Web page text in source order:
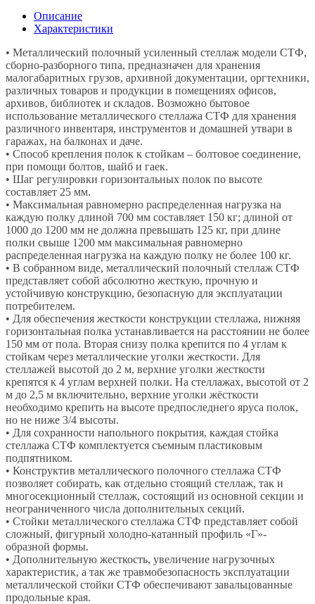
Описание
Характеристики
• Металлический полочный усиленный стеллаж модели СТФ,
сборно-разборного типа, предназначен для хранения
малогабаритных грузов, архивной документации, оргтехники,
различных товаров и продукции в помещениях офисов,
архивов, библиотек и складов. Возможно бытовое
использование металлического стеллажа СТФ для хранения
различного инвентаря, инструментов и домашней утвари в
гаражах, на балконах и даче.
• Способ крепления полок к стойкам – болтовое соединение,
при помощи болтов, шайб и гаек.
• Шаг регулировки горизонтальных полок по высоте
составляет 25 мм.
• Максимальная равномерно распределенная нагрузка на
каждую полку длиной 700 мм составляет 150 кг; длиной от
1000 до 1200 мм не должна превышать 125 кг, при длине
полки свыше 1200 мм максимальная равномерно
распределенная нагрузка на каждую полку не более 100 кг.
• В собранном виде, металлический полочный стеллаж СТФ
представляет собой абсолютно жесткую, прочную и
устойчивую конструкцию, безопасную для эксплуатации
потребителем.
• Для обеспечения жесткости конструкции стеллажа, нижняя
горизонтальная полка устанавливается на расстоянии не более
150 мм от пола. Вторая снизу полка крепится по 4 углам к
стойкам через металлические уголки жесткости. Для
стеллажей высотой до 2 м, верхние уголки жесткости
крепятся к 4 углам верхней полки. На стеллажах, высотой от 2
м до 2,5 м включительно, верхние уголки жёсткости
необходимо крепить на высоте предпоследнего яруса полок,
но не ниже 3/4 высоты.
• Для сохранности напольного покрытия, каждая стойка
стеллажа СТФ комплектуется съемным пластиковым
подпятником.
• Конструктив металлического полочного стеллажа СТФ
позволяет собирать, как отдельно стоящий стеллаж, так и
многосекционный стеллаж, состоящий из основной секции и
неограниченного числа дополнительных секций.
• Стойки металлического стеллажа СТФ представляет собой
сложный, фигурный холодно-катанный профиль «Г»-
образной формы.
• Дополнительную жесткость, увеличение нагрузочных
характеристик, а так же травмобезопасность эксплуатации
металлической стойки СТФ обеспечивают завальцованные
продольные края.